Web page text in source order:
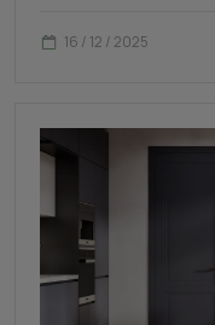
16 / 12 / 2025